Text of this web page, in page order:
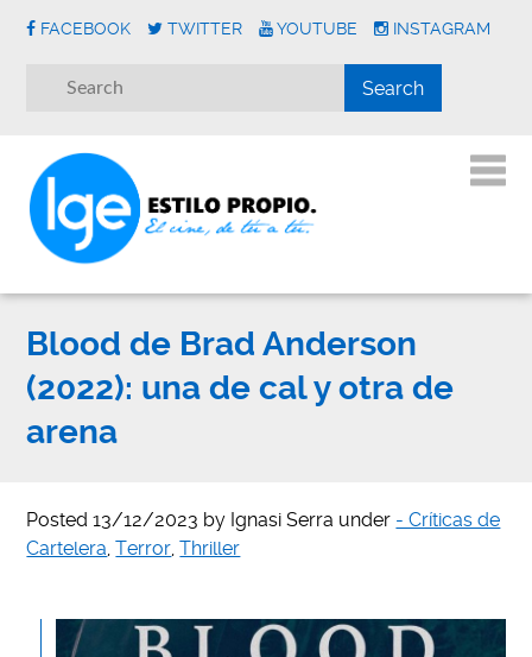
FACEBOOK TWITTER YOUTUBE INSTAGRAM
Blood de Brad Anderson
(2022): una de cal y otra de
arena
Posted13/12/2023 by Ignasi Serra under - Críticas de
Cartelera,Terror,Thriller